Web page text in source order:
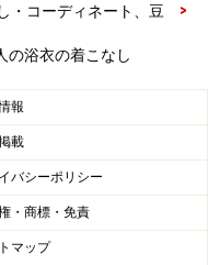
・コーディネート、豆
>
の浴衣の着こなし
報
載
バシーポリシー
・商標・免責
マップ